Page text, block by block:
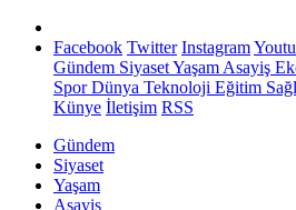
Facebook Twitter Instagram
Gündem SiyasetYaşam Asayiş
SporDünya Teknoloji Eğitim
Künye İletişim RSS
Gündem
Siyaset
Yaşam
Asayiş